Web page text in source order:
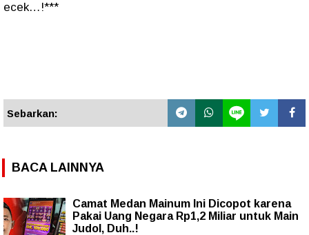
ecek…!***
Sebarkan:
BACA LAINNYA
Camat Medan Mainum Ini Dicopot karena
Pakai Uang Negara Rp1,2 Miliar untuk Main
Judol, Duh..!